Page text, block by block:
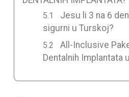
Jesu li 3 na 6
sigurni u Turskoj?
All-Inclusive
Dentalnih Implantata